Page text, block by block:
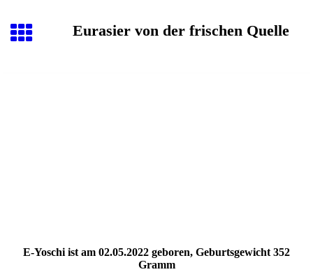
Eurasier von der frischen Quelle
E-Yoschi ist am 02.05.2022 geboren, Geburtsgewicht 352
Gramm